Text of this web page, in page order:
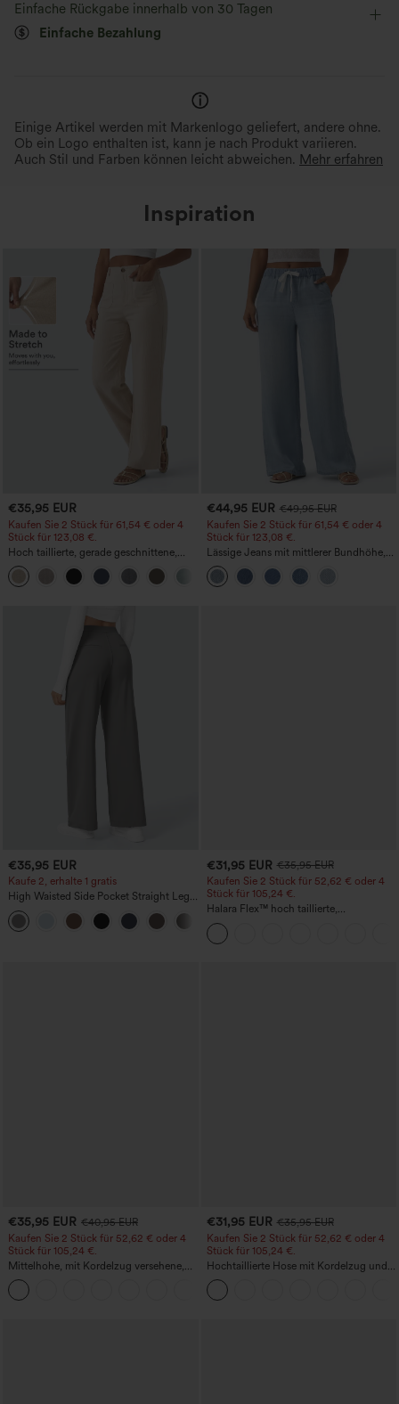
kurzärmlig Vier-Wege-Stretch
Einfache Rückgabe innerhalb von 30 Tagen
Einfache Bezahlung
Einige Artikel werden mit Markenlogo geliefert, andere ohne.
Ob ein Logo enthalten ist, kann je nach Produkt variieren.
Auch Stil und Farben können leicht abweichen. Mehr erfahren
Inspiration
€35,95 EUR
Kaufen Sie 2 Stück für 61,54 € oder 4
Stück für 123,08 €.
Hoch taillierte, gerade geschnittene,
legere Leinen-Optik-Hose mit Taschen
+5
€44,95 EUR €49,95 EUR
Kaufen Sie 2 Stück für 61,54 € oder 4
Stück für 123,08 €.
Lässige Jeans mit mittlerer Bundhöhe,
Kordelzug und Taschen
€35,95 EUR
Kaufe 2, erhalte 1 gratis
High Waisted Side Pocket Straight Leg
Work Pants
€31,95 EUR €35,95 EUR
Kaufen Sie 2 Stück für 52,62 € oder 4
Stück für 105,24 €.
Halara Flex™ hoch taillierte,
figurformende Arbeitshose, die die Taille
schmaler wirken lässt, mit Taschen,
weitem Bein und Mikro-Waffelstruktur
€35,95 EUR €40,95 EUR
Kaufen Sie 2 Stück für 52,62 € oder 4
Stück für 105,24 €.
Mittelhohe, mit Kordelzug versehene,
schnelltrocknende Golfhose mit schmal
zulaufendem Schnitt, abgerundetem
Saum und Taschen – UPF 40+
€31,95 EUR €35,95 EUR
Kaufen Sie 2 Stück für 52,62 € oder 4
Stück für 105,24 €.
Hochtaillierte Hose mit Kordelzug und
Taschen, weitem Bein, lässig und locker
in Leinenoptik